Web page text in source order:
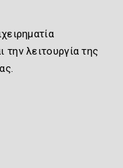
λειτουργία της